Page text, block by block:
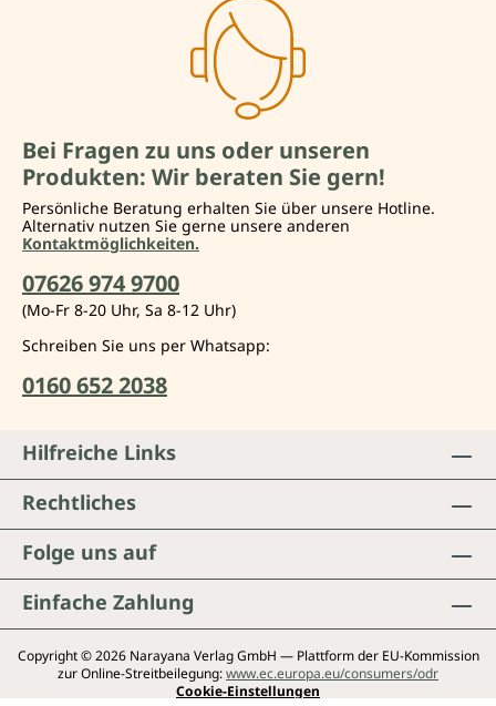
Bei Fragen zu uns oder unseren
Produkten: Wir beraten Sie gern!
Persönliche Beratung erhalten Sie über unsere Hotline.
Alternativ nutzen Sie gerne unsere anderen
Kontaktmöglichkeiten.
07626 974 9700
(Mo-Fr 8-20 Uhr, Sa 8-12 Uhr)
Schreiben Sie uns per Whatsapp:
0160 652 2038
Folge uns auf
Einfache Zahlung
Hilfreiche Links
Rechtliches
Copyright © 2026 Narayana Verlag GmbH — Plattform der EU-Kommission
zur Online-Streitbeilegung:www.ec.europa.eu/consumers/odr
Cookie-Einstellungen